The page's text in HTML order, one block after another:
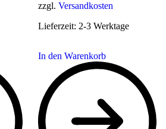
zzgl. Versandkosten
Lieferzeit: 2-3 Werktage
In den Warenkorb